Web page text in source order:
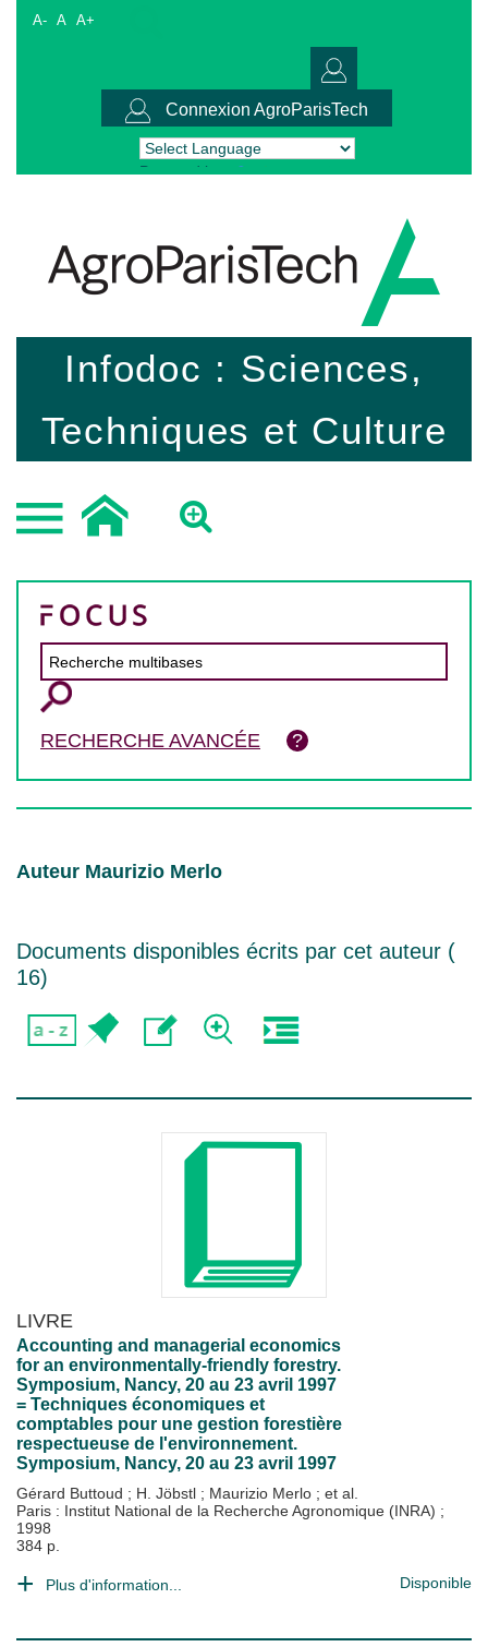
A- A A+
Connexion AgroParisTech
Powered by Translate
Infodoc : Sciences,
Techniques et Culture
RECHERCHE AVANCÉE
Auteur Maurizio Merlo
Documents disponibles écrits par cet auteur (
16)
LIVRE
Accounting and managerial economics
for an environmentally-friendly forestry.
Symposium, Nancy, 20 au 23 avril 1997
= Techniques économiques et
comptables pour une gestion forestière
respectueuse de l'environnement.
Symposium, Nancy, 20 au 23 avril 1997
Gérard Buttoud ; H. Jöbstl ; Maurizio Merlo ; et al.
Paris : Institut National de la Recherche Agronomique (INRA) ;
1998
384 p.
Plus d'information... Disponible